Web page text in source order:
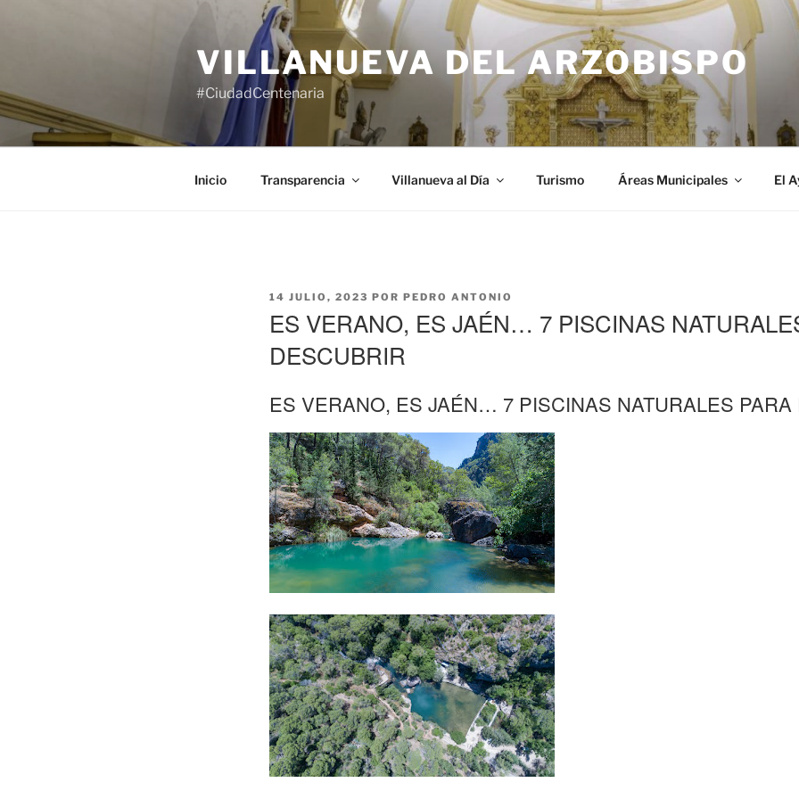
VILLANUEVA DEL ARZOBISPO
#CiudadCentenaria
Inicio Transparencia Villanueva al Día Turismo Áreas Municipales El
PUBLICADO
14 JULIO, 2023 POR PEDRO ANTONIO
ES VERANO, ES JAÉN… 7 PISCINAS
DESCUBRIR
ES VERANO, ES JAÉN… 7 PISCINAS NATURALES PARA